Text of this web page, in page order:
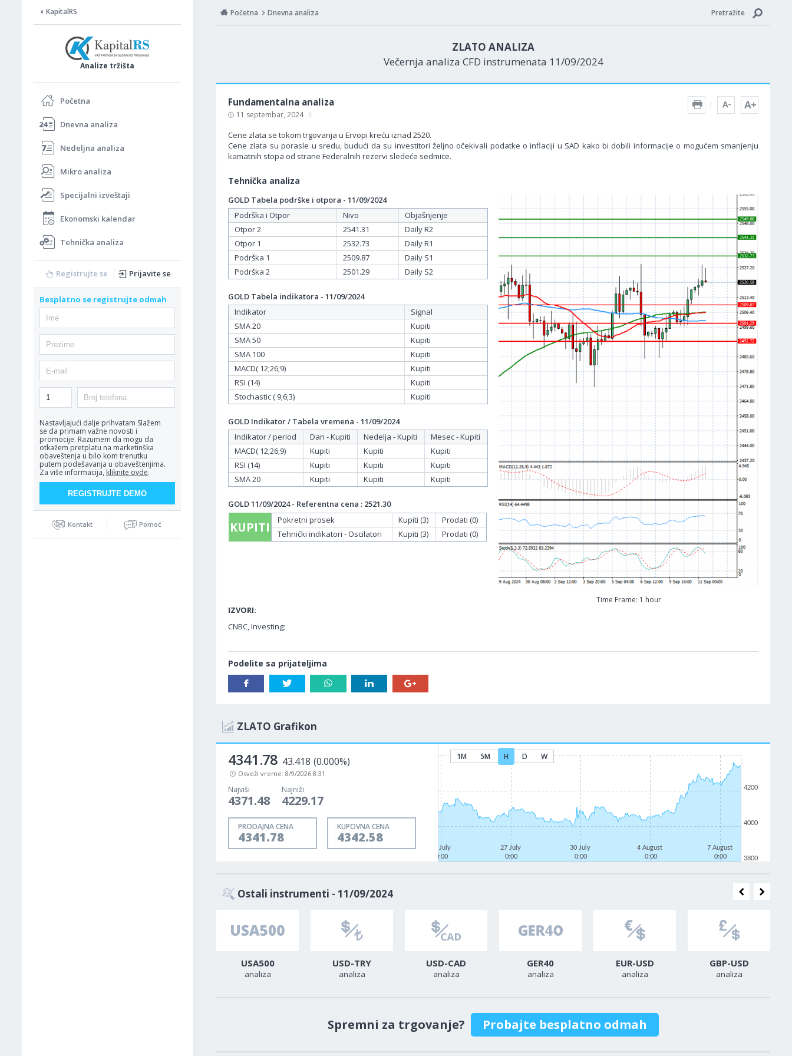
KapitalRS
Analize tržišta
Početna
Dnevna analiza
Nedeljna analiza
Mikro analiza
Specijalni izveštaji
Ekonomski kalendar
Tehnička analiza
Registrujte se Prijavite se
Besplatno se registrujte odmah
Nastavljajući dalje prihvatam Slažem
se da primam važne novosti i
promocije. Razumem da mogu da
otkažem pretplatu na marketinška
obaveštenja u bilo kom trenutku
putem podešavanja u obaveštenjima.
Za više informacija, kliknite ovde.
Kontakt Pomoć
Početna Dnevna analiza Pretražite
ZLATO ANALIZA
Večernja analiza CFD instrumenata 11/09/2024
Fundamentalna analiza
11 septembar, 2024
Cene zlata se tokom trgovanja u Ervopi kreću iznad 2520.
Cene zlata su porasle u sredu, budući da su investitori željno očekivali podatke o inflaciji u SAD kako bi dobili informacije o mogućem smanjenju
kamatnih stopa od strane Federalnih rezervi sledeće sedmice.
Tehnička analiza
Time Frame: 1 hour
GOLD Tabela podrške i otpora - 11/09/2024
Podrška i Otpor
Nivo
Objašnjenje
Otpor 2
2541.31
Daily R2
Otpor 1
2532.73
Daily R1
Podrška 1
2509.87
Daily S1
Podrška 2
2501.29 Daily S2
GOLD Tabela indikatora - 11/09/2024
Indikator
Signal
SMA 20
Kupiti
SMA 50
Kupiti
SMA 100
Kupiti
MACD( 12;26;9)
Kupiti
RSI (14)
Kupiti
Stochastic ( 9;6;3)
Kupiti
GOLD Indikator / Tabela vremena - 11/09/2024
Indikator / period
Dan - Kupiti Nedelja - Kupiti
Mesec - Kupiti
MACD( 12;26;9)
Kupiti Kupiti
Kupiti
RSI (14)
Kupiti Kupiti
Kupiti
SMA 20
Kupiti Kupiti Kupiti
GOLD 11/09/2024 - Referentna cena : 2521.30
KUPITI Pokretni prosek Kupiti (3)
Prodati (0)
Tehnički indikatori - Oscilatori
Kupiti (3) Prodati (0)
IZVORI:
CNBC, Investing;
Podelite sa prijateljima
ZLATO Grafikon
4341.78 43.418 (0.000%)
Osveži vreme: 8/9/2026 8:31
Najviši
4371.48
Najniži
4229.17
PRODAJNA CENA
4341.78
KUPOVNA CENA
4342.58
1M 5M H D W
22 July
0:00
27 July
0:00
30 July
0:00
4 August
0:00
7 August
0:00
3800
4000
4200
Ostali instrumenti - 11/09/2024
USA500
analiza
USD-TRY
analiza
USD-CAD
analiza
GER40
analiza
EUR-USD
analiza
GBP-USD
analiza
Spremni za trgovanje? Probajte besplatno odmah